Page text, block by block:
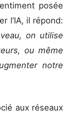
posée
l’IA, il répond:
on utilise
ou même
notre
aux réseaux